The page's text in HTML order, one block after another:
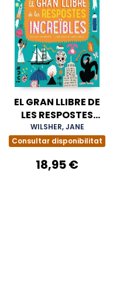
EL GRAN LLIBRE DE
LES RESPOSTES
INCREÏBLES
WILSHER, JANE
Consultar disponibilitat
18,95 €